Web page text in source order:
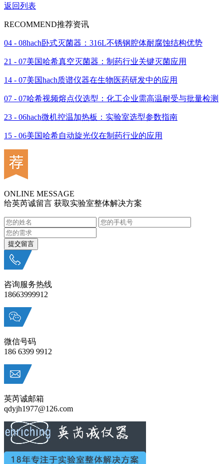
返回列表
RECOMMEND推荐资讯
04 - 08hach卧式灭菌器：316L不锈钢腔体耐腐蚀结构优势
21 - 07美国哈希真空灭菌器：制药行业关键灭菌应用
14 - 07美国hach质谱仪器在生物医药研发中的应用
07 - 07哈希视频熔点仪选型：化工企业需高温耐受与批量检测
23 - 06hach微机控温加热板：实验室选型参数指南
15 - 06美国哈希自动旋光仪在制药行业的应用
ONLINE MESSAGE
给英芮诚留言 获取实验室整体解决方案
咨询服务热线
18663999912
微信号码
186 6399 9912
英芮诚邮箱
qdyjh1977@126.com